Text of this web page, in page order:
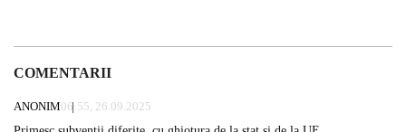
COMENTARII
ANONIM06:55, 26.09.2025